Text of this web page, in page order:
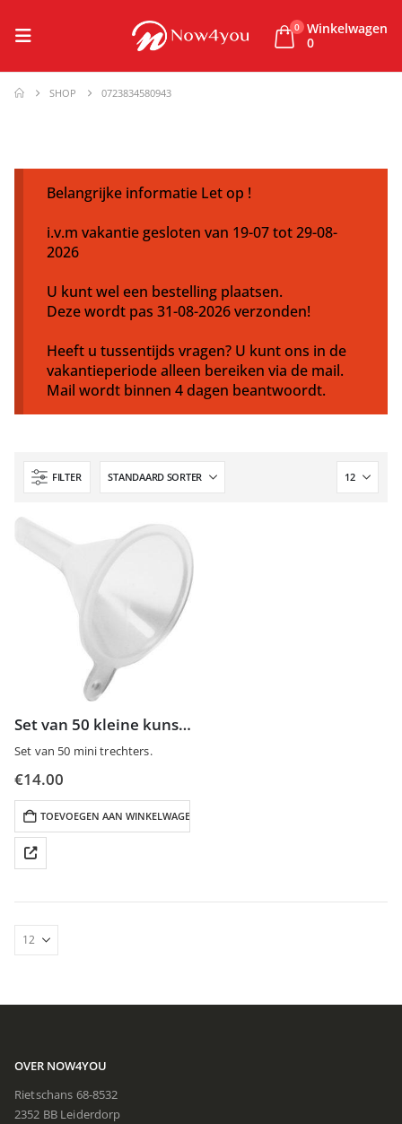
0 Winkelwagen
0
SHOP 0723834580943
Belangrijke informatie Let op !
i.v.m vakantie gesloten van 19-07 tot 29-08-
2026
U kunt wel een bestelling plaatsen.
Deze wordt pas 31-08-2026 verzonden!
Heeft u tussentijds vragen? U kunt ons in de
vakantieperiode alleen bereiken via de mail.
Mail wordt binnen 4 dagen beantwoordt.
FILTER
Set van 50 kleine kunststof trechters
Set van 50 mini trechters.
€14.00
TOEVOEGEN AAN WINKELWAGEN
OVER NOW4YOU
Rietschans 68-8532
2352 BB Leiderdorp